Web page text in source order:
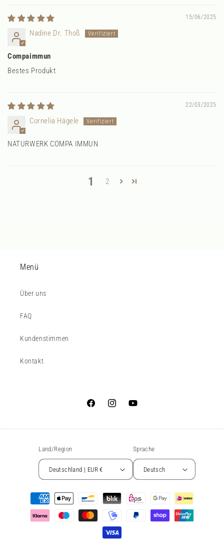
15/06/2025
Nadine Dr. Thoß
Compaimmun
Bestes Produkt
22/03/2025
Cornelia Hägele
NATURWERK COMPA IMMUN
1 2
Menü
Über uns
FAQ
Kundenstimmen
Kontakt
FacebookInstagramYouTube
Land/Region
Deutschland | EUR €
Sprache
Deutsch
Zahlungsmethoden